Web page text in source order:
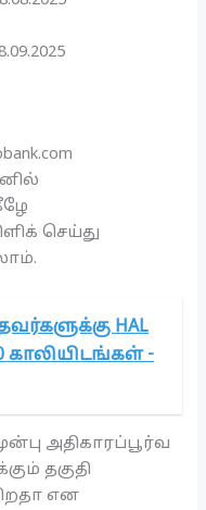
செய்து
HAL
காலியிடங்கள் -
அதிகாரப்பூர்வ
தகுதி
என